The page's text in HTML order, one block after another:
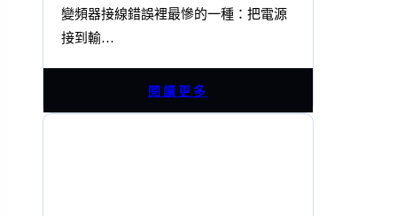
變頻器接線錯誤裡最慘的一種：把電源
接到輸…
閱讀更多